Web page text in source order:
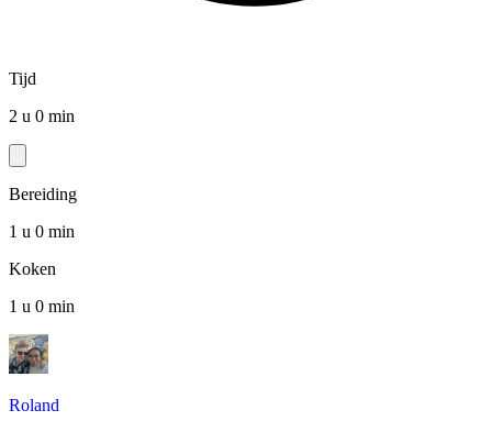
Tijd
2 u 0 min
Bereiding
1 u 0 min
Koken
1 u 0 min
Roland